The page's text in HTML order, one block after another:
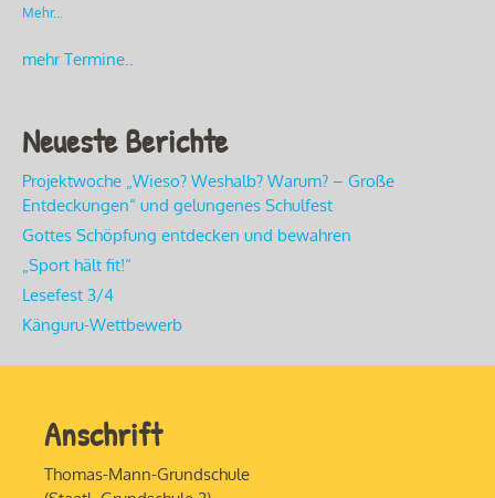
Mehr...
mehr Termine..
Neueste Berichte
Projektwoche „Wieso? Weshalb? Warum? – Große
Entdeckungen“ und gelungenes Schulfest
Gottes Schöpfung entdecken und bewahren
„Sport hält fit!“
Lesefest 3/4
Känguru-Wettbewerb
Anschrift
Thomas-Mann-Grundschule